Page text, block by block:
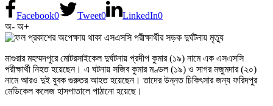
Facebook0 Tweet0 LinkedIn0
অ- অ+
মাগুরার মহম্মদপুরে মোটরসাইকেল দুর্ঘটনায় প্রদীপ কুমার (১৯) নামে এক এসএসসি
পরীক্ষার্থী নিহত হয়েছেন। এ ঘটনায় সজিব কুমার মণ্ডল (১৯) ও সাগর মজুমদার (২০)
নামে আরও দুই যুবক গুরুতর আহত হয়েছেন। তাদের উন্নত চিকিৎসার জন্য ফরিদপুর
মেডিকেল কলেজ হাসপাতালে পাঠানো হয়েছে।